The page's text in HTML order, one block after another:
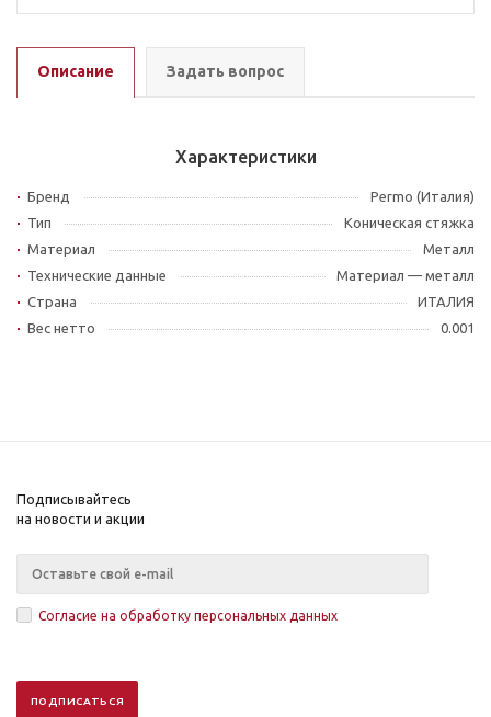
Описание Задать вопрос
Характеристики
Бренд
Permo (Италия)
Тип
Коническая стяжка
Материал
Металл
Технические данные
Материал — металл
Страна
ИТАЛИЯ
Вес нетто
0.001
Подписывайтесь
на новости и акции
Согласие на обработку персональных данных